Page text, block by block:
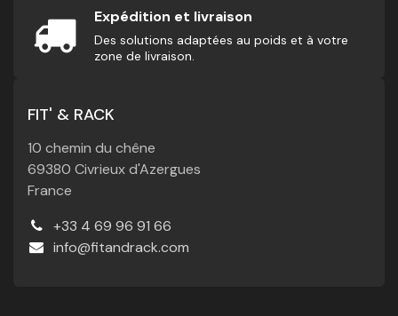
Expédition et livraison
Des solutions adaptées au poids et à votre
zone de livraison.
FIT' & RACK
10 chemin du chêne
69380 Civrieux d'Azergues
France
+33 4 69 96 91 66
info@fitandrack.com